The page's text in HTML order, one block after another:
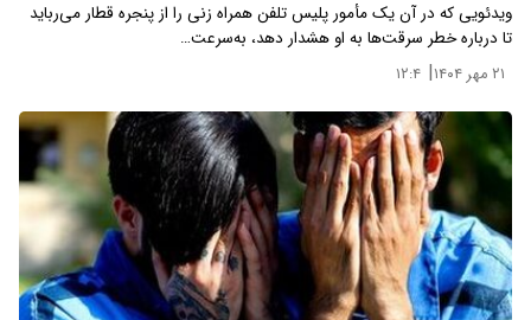
ویدئویی که در آن یک مأمور پلیس تلفن همراه زنی را از پنجره قطار می‌رباید
تا درباره خطر سرقت‌ها به او هشدار دهد، به‌سرعت…
۲۱ مهر ۱۴۰۴ | ۱۲:۴